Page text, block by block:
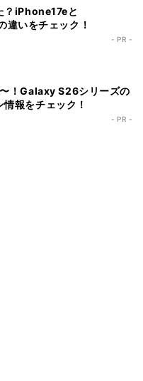
？iPhone17eと
いをチェック！
- PR -
！Galaxy S26シリーズの
報をチェック！
- PR -